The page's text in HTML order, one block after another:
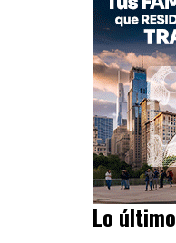
Lo último